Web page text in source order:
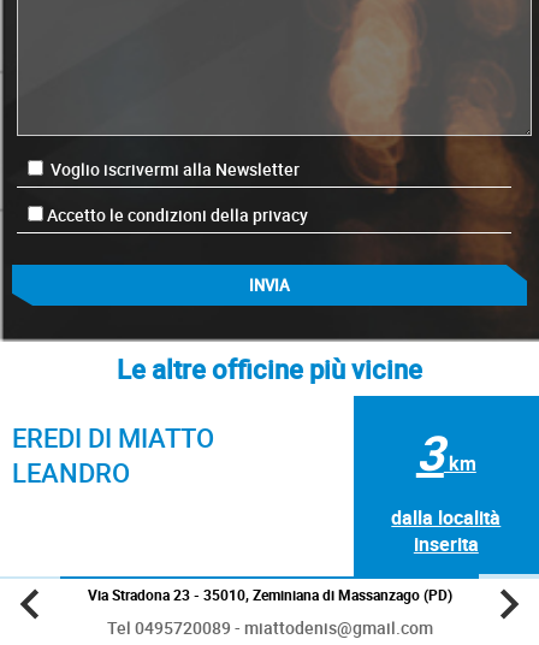
Voglio iscrivermi alla Newsletter
Accetto le condizioni della privacy
Le altre officine più vicine
EREDI DI MIATTO
LEANDRO
3km
dalla località
inserita
Via Stradona 23 - 35010, Zeminiana di Massanzago (PD)
Tel 0495720089 - miattodenis@gmail.com